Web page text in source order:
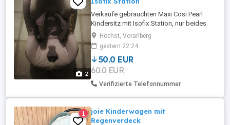
2
Verkaufe gebrauchten Maxi Cosi Pearl
Kindersitz mit Isofix Station, nur beides
zusammen erhältlich.
Höchst, Vorarlberg
gestern 22:24
50.0 EUR
60.0 EUR
Verifizierte Telefonnummer
1
joie Kinderwagen mit
Regenverdeck